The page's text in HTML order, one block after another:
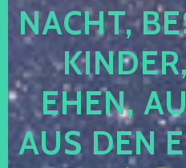
CHT,
NDER,
EN,
S DEN